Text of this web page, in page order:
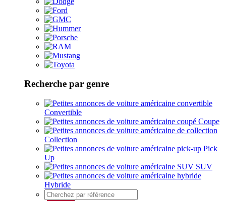
Recherche par genre
Convertible
Coupe
Collection
Pick
Up
SUV
Hybride